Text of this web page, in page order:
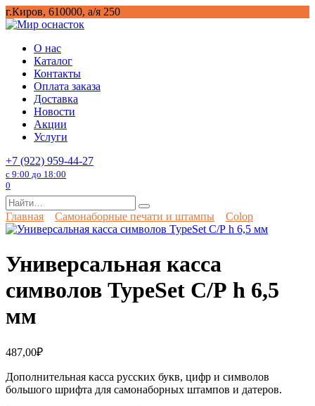
Перейти
к
г.Киров, 610000, а/я 250
О нас
Каталог
Контакты
Оплата заказа
Доставка
Новости
Акции
Услуги
+7 (922) 959-44-27
с 9:00 до 18:00
0
Search
for:
Главная Самонаборные печати и штампы Colop
Универсальная касса
символов TypeSet С/Р h 6,5
мм
487,00₽
Дополнительная касса русских букв, цифр и символов
большого шрифта для самонаборных штампов и датеров.